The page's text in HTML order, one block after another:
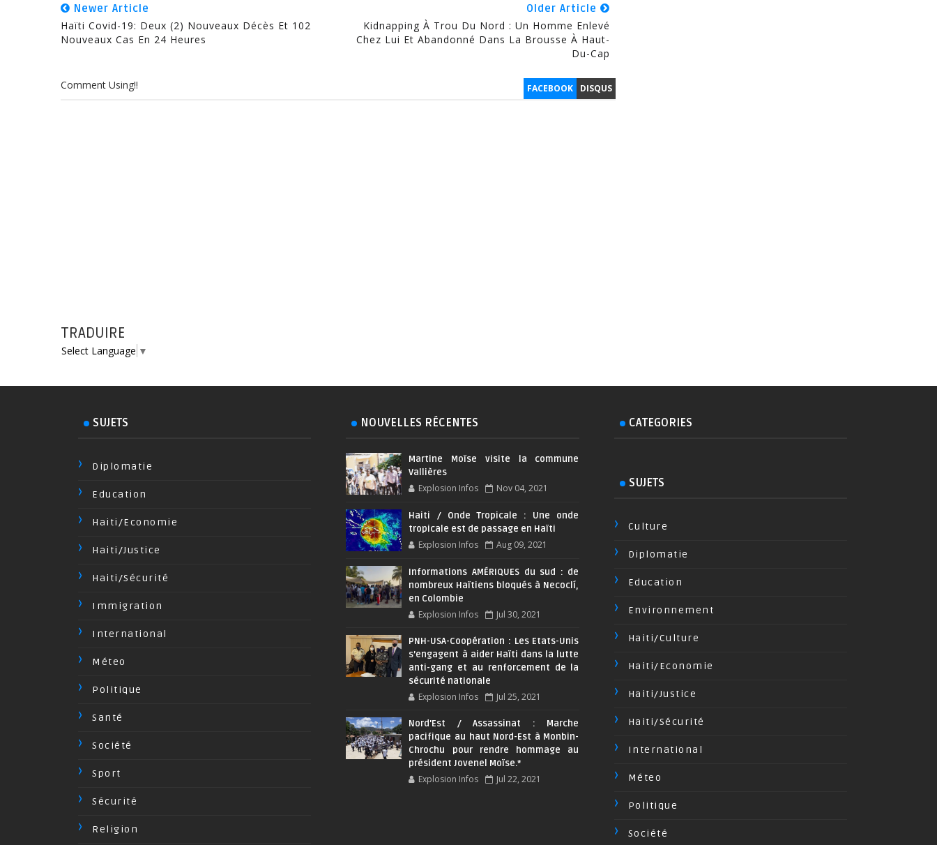
Newer Article
Haïti Covid-19: Deux (2) Nouveaux Décès Et 102
Nouveaux Cas En 24 Heures
Older Article
Kidnapping À Trou Du Nord : Un Homme Enlevé
Chez Lui Et Abandonné Dans La Brousse À Haut-
Du-Cap
FACEBOOK DISQUS
Comment Using!!
TRADUIRE
Select Language ▼
SUJETS
Diplomatie
Education
Haiti/Economie
Haiti/Justice
Haiti/Sécurité
Immigration
International
Méteo
Politique
Santé
Société
Sport
Sécurité
Religion
NOUVELLES RÉCENTES
Martine Moïse visite la commune
Vallières
Explosion Infos Nov 04, 2021
Haiti / Onde Tropicale : Une onde
tropicale est de passage en Haïti
Explosion Infos Aug 09, 2021
Informations AMÉRIQUES du sud : de
nombreux Haïtiens bloqués à Necoclí,
en Colombie
Explosion Infos Jul 30, 2021
PNH-USA-Coopération : Les Etats-Unis
s’engagent à aider Haïti dans la lutte
anti-gang et au renforcement de la
sécurité nationale
Explosion Infos Jul 25, 2021
Nord'Est / Assassinat : Marche
pacifique au haut Nord-Est à Monbin-
Chrochu pour rendre hommage au
président Jovenel Moïse.*
Explosion Infos Jul 22, 2021
CATEGORIES
SUJETS
Culture
Diplomatie
Education
Environnement
Haiti/Culture
Haiti/Economie
Haiti/Justice
Haiti/Sécurité
International
Méteo
Politique
Société